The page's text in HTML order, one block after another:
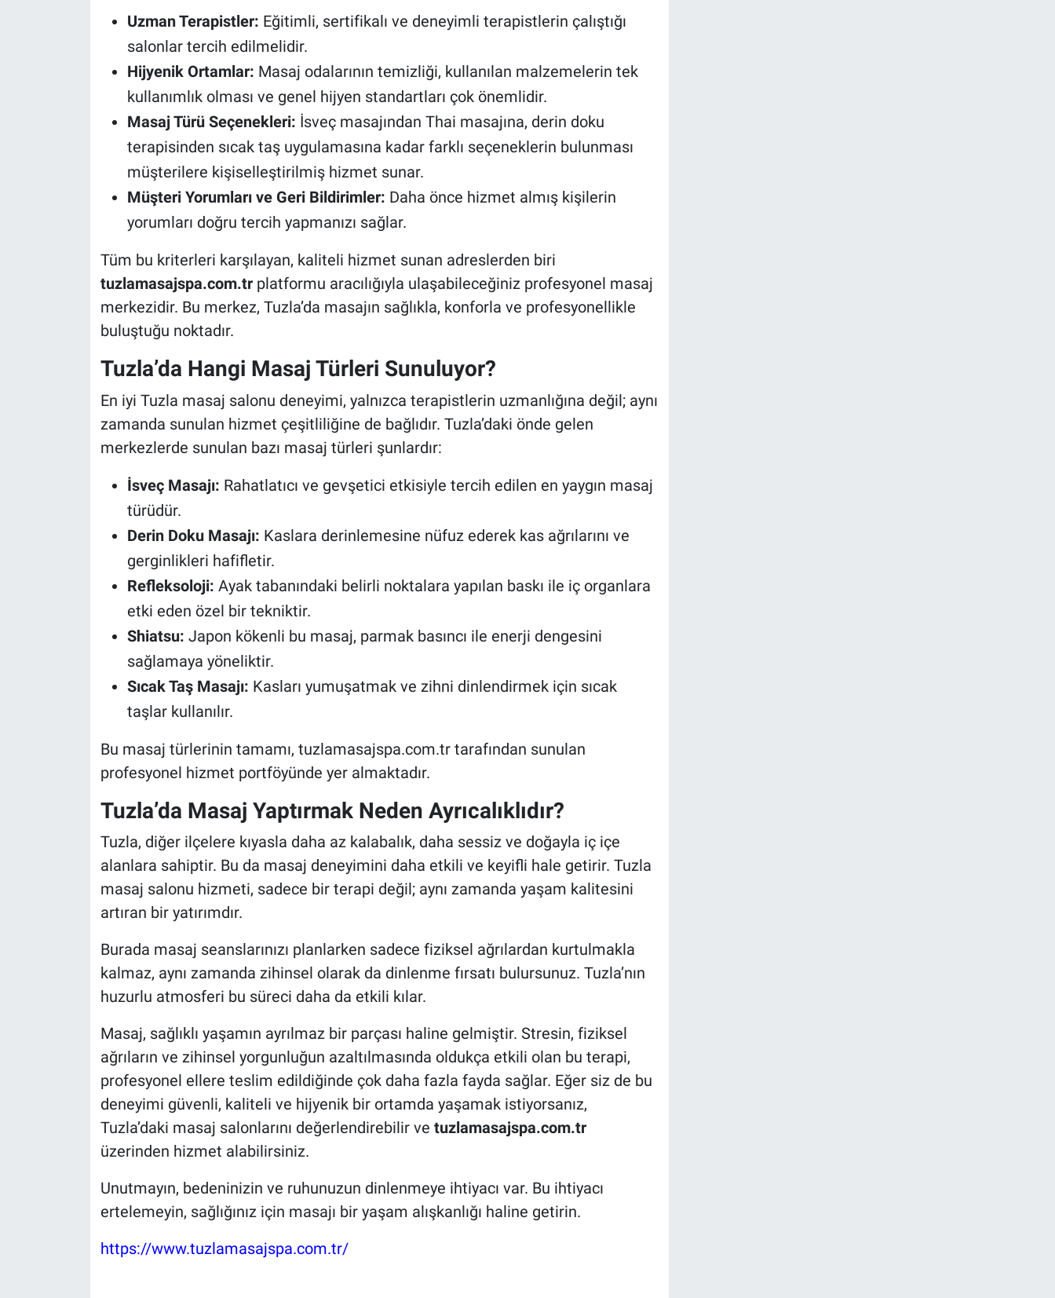
Uzman Terapistler: Eğitimli, sertifikalı ve deneyimli terapistlerin çalıştığı
salonlar tercih edilmelidir.
Hijyenik Ortamlar: Masaj odalarının temizliği, kullanılan malzemelerin tek
kullanımlık olması ve genel hijyen standartları çok önemlidir.
Masaj Türü Seçenekleri: İsveç masajından Thai masajına, derin doku
terapisinden sıcak taş uygulamasına kadar farklı seçeneklerin bulunması
müşterilere kişiselleştirilmiş hizmet sunar.
Müşteri Yorumları ve Geri Bildirimler: Daha önce hizmet almış kişilerin
yorumları doğru tercih yapmanızı sağlar.
Tüm bu kriterleri karşılayan, kaliteli hizmet sunan adreslerden biri
tuzlamasajspa.com.trplatformu aracılığıyla ulaşabileceğiniz profesyonel masaj
merkezidir. Bu merkez, Tuzla’da masajın sağlıkla, konforla ve profesyonellikle
buluştuğu noktadır.
Tuzla’da Hangi Masaj Türleri Sunuluyor?
En iyi Tuzla masaj salonu deneyimi, yalnızca terapistlerin uzmanlığına değil; aynı
zamanda sunulan hizmet çeşitliliğine de bağlıdır. Tuzla’daki önde gelen
merkezlerde sunulan bazı masaj türleri şunlardır:
İsveç Masajı: Rahatlatıcı ve gevşetici etkisiyle tercih edilen en yaygın masaj
türüdür.
Derin Doku Masajı: Kaslara derinlemesine nüfuz ederek kas ağrılarını ve
gerginlikleri hafifletir.
Refleksoloji: Ayak tabanındaki belirli noktalara yapılan baskı ile iç organlara
etki eden özel bir tekniktir.
Shiatsu: Japon kökenli bu masaj, parmak basıncı ile enerji dengesini
sağlamaya yöneliktir.
Sıcak Taş Masajı: Kasları yumuşatmak ve zihni dinlendirmek için sıcak
taşlar kullanılır.
Bu masaj türlerinin tamamı, tuzlamasajspa.com.tr tarafından sunulan
profesyonel hizmet portföyünde yer almaktadır.
Tuzla’da Masaj Yaptırmak Neden Ayrıcalıklıdır?
Tuzla, diğer ilçelere kıyasla daha az kalabalık, daha sessiz ve doğayla iç içe
alanlara sahiptir. Bu da masaj deneyimini daha etkili ve keyifli hale getirir. Tuzla
masaj salonu hizmeti, sadece bir terapi değil; aynı zamanda yaşam kalitesini
artıran bir yatırımdır.
Burada masaj seanslarınızı planlarken sadece fiziksel ağrılardan kurtulmakla
kalmaz, aynı zamanda zihinsel olarak da dinlenme fırsatı bulursunuz. Tuzla’nın
huzurlu atmosferi bu süreci daha da etkili kılar.
Masaj, sağlıklı yaşamın ayrılmaz bir parçası haline gelmiştir. Stresin, fiziksel
ağrıların ve zihinsel yorgunluğun azaltılmasında oldukça etkili olan bu terapi,
profesyonel ellere teslim edildiğinde çok daha fazla fayda sağlar. Eğer siz de bu
deneyimi güvenli, kaliteli ve hijyenik bir ortamda yaşamak istiyorsanız,
Tuzla’daki masaj salonlarını değerlendirebilir ve tuzlamasajspa.com.tr
üzerinden hizmet alabilirsiniz.
Unutmayın, bedeninizin ve ruhunuzun dinlenmeye ihtiyacı var. Bu ihtiyacı
ertelemeyin, sağlığınız için masajı bir yaşam alışkanlığı haline getirin.
https://www.tuzlamasajspa.com.tr/